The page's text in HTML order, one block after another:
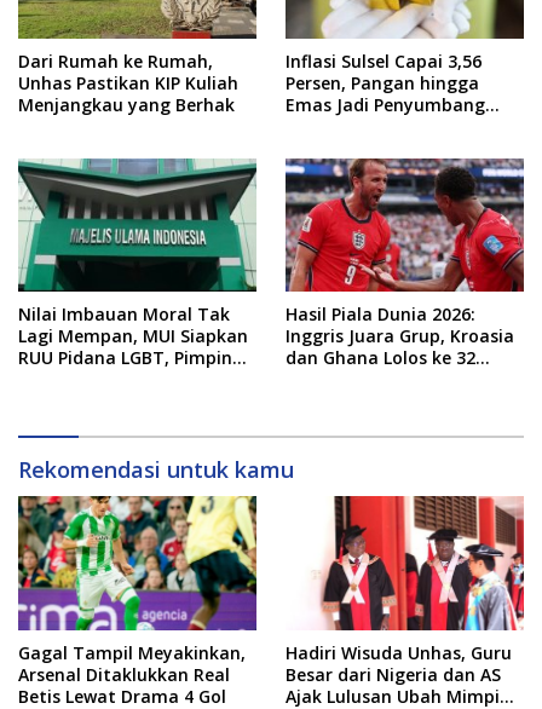
Dari Rumah ke Rumah,
Unhas Pastikan KIP Kuliah
Menjangkau yang Berhak
Inflasi Sulsel Capai 3,56
Persen, Pangan hingga
Emas Jadi Penyumbang
Nilai Imbauan Moral Tak
Lagi Mempan, MUI Siapkan
RUU Pidana LGBT, Pimpinan
Hasil Piala Dunia 2026:
Inggris Juara Grup, Kroasia
dan Ghana Lolos ke 32
Rekomendasi untuk kamu
Gagal Tampil Meyakinkan,
Arsenal Ditaklukkan Real
Betis Lewat Drama 4 Gol
Hadiri Wisuda Unhas, Guru
Besar dari Nigeria dan AS
Ajak Lulusan Ubah Mimpi